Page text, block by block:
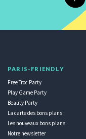
PARIS-FRIENDLY
Free Troc Party
Play Game Party
Beauty Party
La carte des bons plans
Les nouveaux bons plans
Notre newsletter